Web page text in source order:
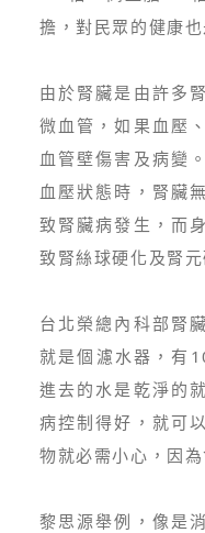
擔，對民眾的健康也
由於腎臟是由許多
微血管，如果血壓
血管壁傷害及病變
血壓狀態時，腎臟
致腎臟病發生，而
致腎絲球硬化及腎元
台北榮總內科部腎
就是個濾水器，有
進去的水是乾淨的
病控制得好，就可
物就必需小心，因
黎思源舉例，像是